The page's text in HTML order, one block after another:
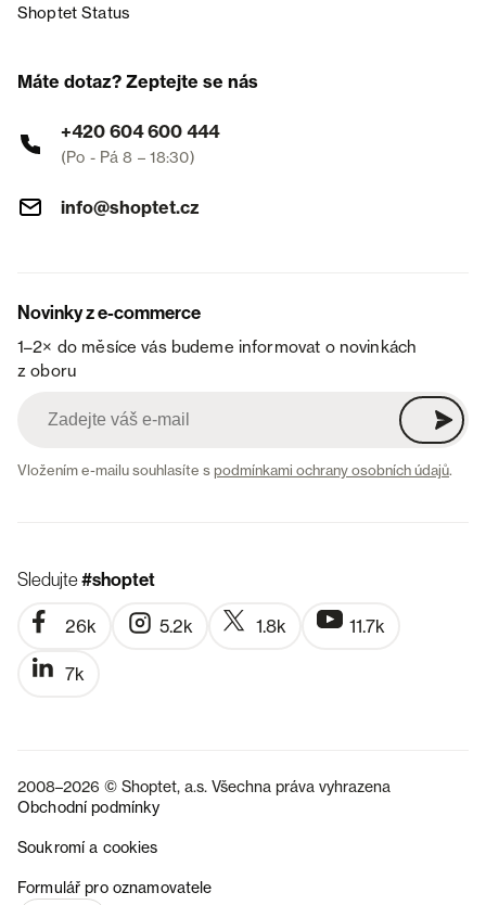
Shoptet Status
Máte dotaz? Zeptejte se nás
+420 604 600 444
(Po - Pá 8 – 18:30)
info@shoptet.cz
Novinky z e-commerce
1–2× do měsíce vás budeme informovat o novinkách
z oboru
Vložením e-mailu souhlasíte spodmínkami ochrany osobních údajů.
Sledujte#shoptet
26k 5.2k 1.8k 11.7k
7k
2008–2026 © Shoptet, a.s. Všechna práva vyhrazena
Obchodní podmínky
Soukromí a cookies
Formulář pro oznamovatele